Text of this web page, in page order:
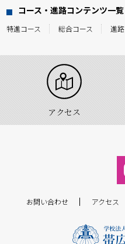
コース・進路コンテンツ一覧
特進コース 総合コース 進
アクセス
お問い合わせ アクセス